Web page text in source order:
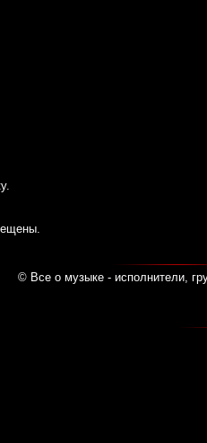
.
© Все о музыке - исполнители,